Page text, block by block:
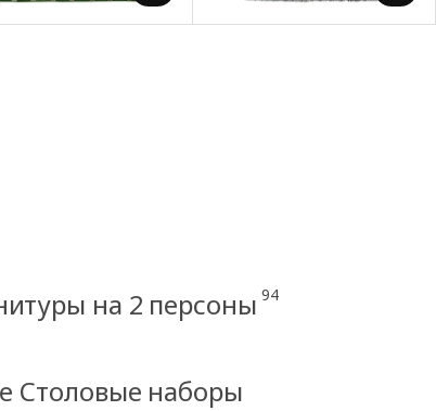
на 2 персоны 94
Столовые наборы